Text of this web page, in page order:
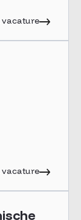
vacature
vacature